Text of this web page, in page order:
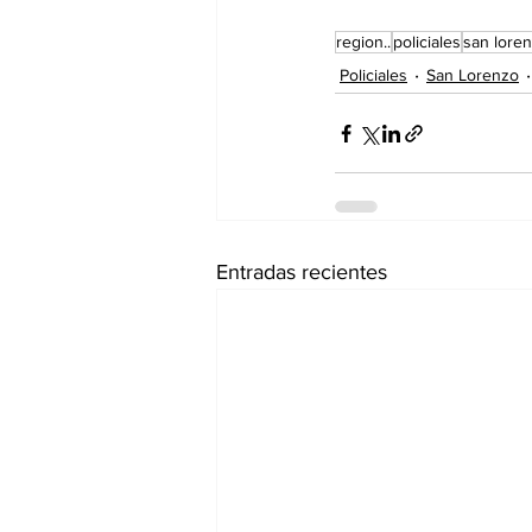
region..policialessan
Policiales
San Lorenzo
Entradas recientes